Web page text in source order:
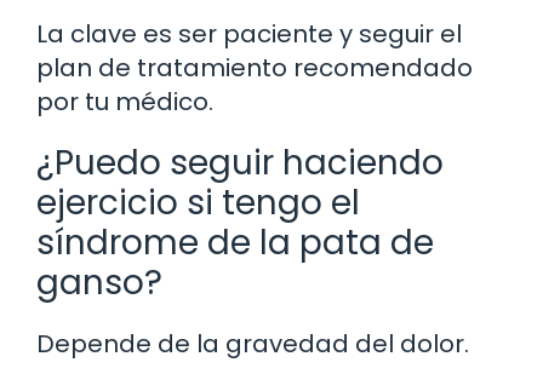
La clave es ser paciente y seguir el
plan de tratamiento recomendado
por tu médico.
¿Puedo seguir haciendo
ejercicio si tengo el
síndrome de la pata de
ganso?
Depende de la gravedad del dolor.